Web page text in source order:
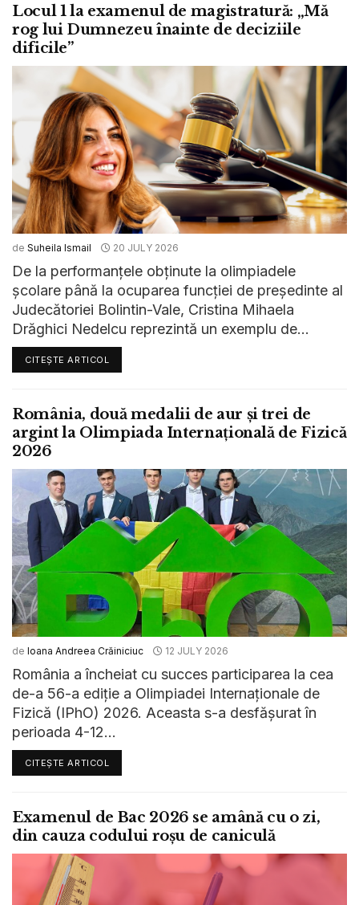
Locul 1 la examenul de magistratură: „Mă
rog lui Dumnezeu înainte de deciziile
dificile”
de Suheila Ismail 20 JULY 2026
De la performanțele obținute la olimpiadele
școlare până la ocuparea funcției de președinte al
Judecătoriei Bolintin-Vale, Cristina Mihaela
Drăghici Nedelcu reprezintă un exemplu de...
CITEȘTE ARTICOL
România, două medalii de aur și trei de
argint la Olimpiada Internațională de Fizică
2026
de Ioana Andreea Crăiniciuc 12 JULY 2026
România a încheiat cu succes participarea la cea
de-a 56-a ediție a Olimpiadei Internaționale de
Fizică (IPhO) 2026. Aceasta s-a desfășurat în
perioada 4-12...
CITEȘTE ARTICOL
Examenul de Bac 2026 se amână cu o zi,
din cauza codului roșu de caniculă